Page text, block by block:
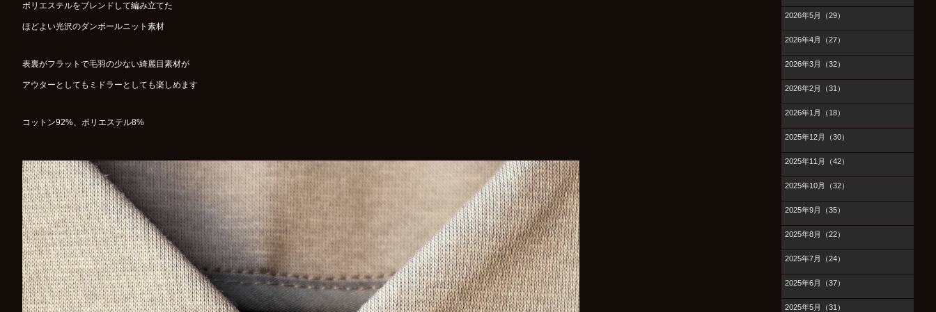
ポリエステルをブレンドして編み立てた
ほどよい光沢のダンボールニット素材
表裏がフラットで毛羽の少ない綺麗目素材が
アウターとしてもミドラーとしても楽しめます
コットン92%、ポリエステル8%
2026年5月（29）
2026年4月（27）
2026年3月（32）
2026年2月（31）
2026年1月（18）
2025年12月（30）
2025年11月（42）
2025年10月（32）
2025年9月（35）
2025年8月（22）
2025年7月（24）
2025年6月（37）
2025年5月（31）